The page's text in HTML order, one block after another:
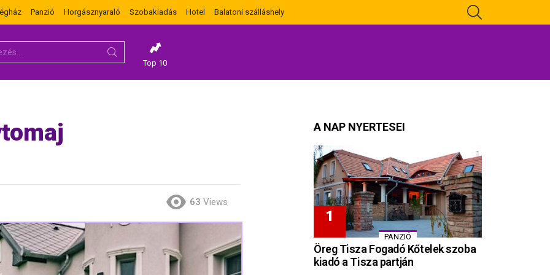
Panzió Horgásznyaraló Szobakiadás Hotel Balatoni szálláshely
Top 10
63 Views
A NAP NYERTESEI
PANZIÓ
Öreg Tisza Fogadó Kőtelek szoba
kiadó a Tisza partján